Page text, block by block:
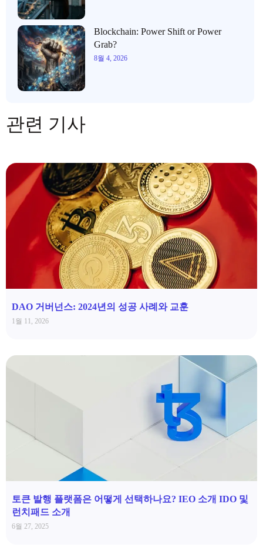
Blockchain: Power Shift or Power
Grab?
8월 4, 2026
관련 기사
DAO 거버넌스: 2024년의 성공 사례와 교훈
1월 11, 2026
토큰 발행 플랫폼은 어떻게 선택하나요? IEO 소개 IDO 및
런치패드 소개
6월 27, 2025